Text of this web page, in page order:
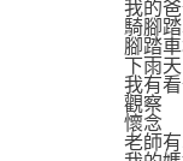
我的
騎腳
腳踏
下雨
我有
觀察
懷念
老師